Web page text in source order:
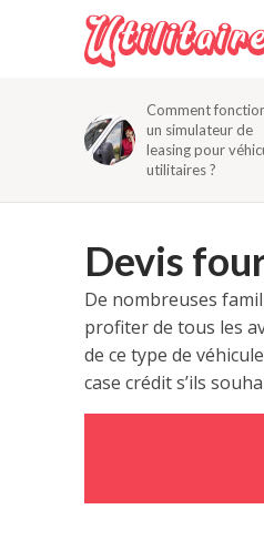
Comment
un simulateur de
leasing pour
utilitaires ?
Devis
De nombreuses
profiter de tous les
de ce type de
case crédit s’ils